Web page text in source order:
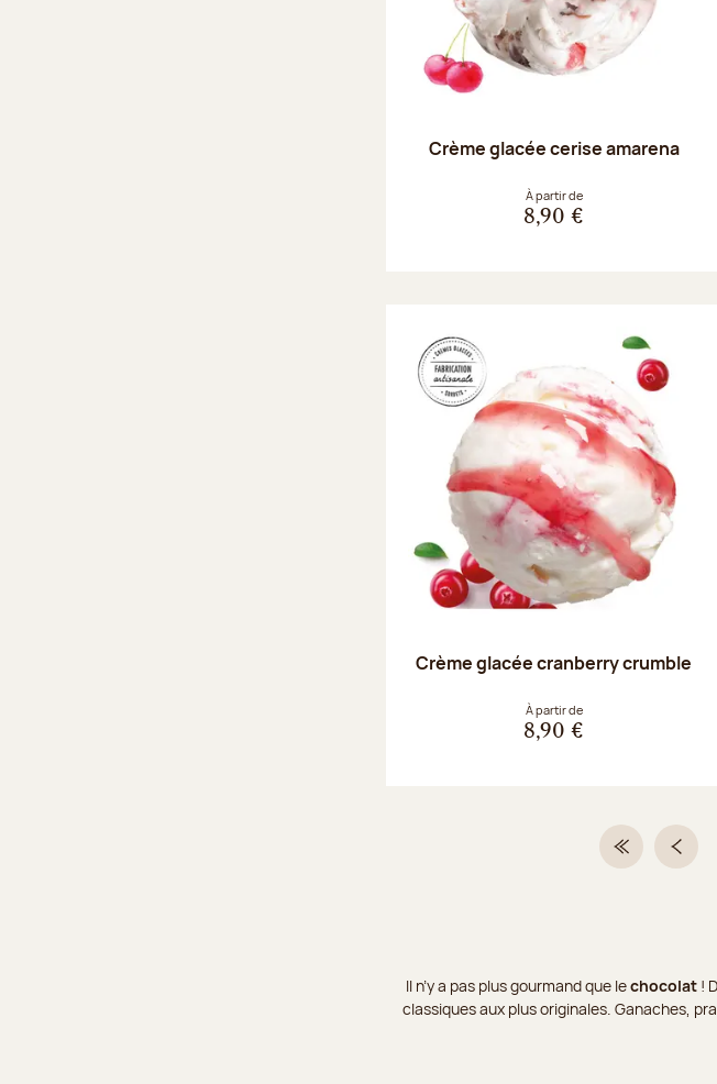
Crème glacée cerise amarena
À partir de
8,90 €
Crème glacée cranberry crumble
À partir de
8,90 €
PremièrePage
Il n’y a pas plus gourmand que lechocolat!
classiques aux plus originales. Ganaches,